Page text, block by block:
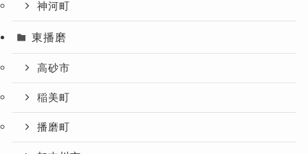
神河町
東播磨
高砂市
稲美町
播磨町